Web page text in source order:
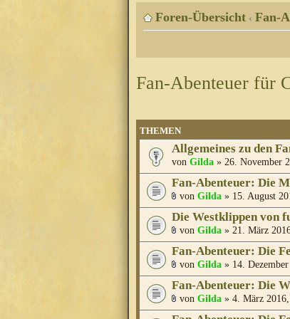
Foren-Übersicht ‹ Fan-
Fan-Abenteuer für
THEMEN
Allgemeines zu den
von Gilda » 26. November
Fan-Abenteuer: Die
von Gilda » 15. August
Die Westklippen von
von Gilda » 21. März
Fan-Abenteuer: Die
von Gilda » 14.
Fan-Abenteuer: Die
von Gilda » 4. März